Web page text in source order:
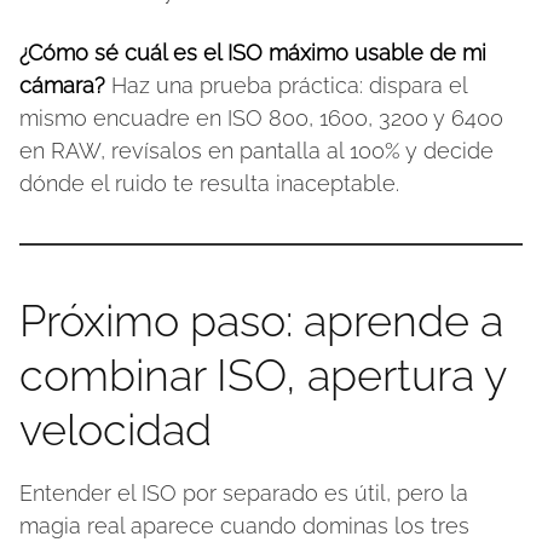
¿Cómo sé cuál es el ISO máximo usable de mi
cámara? Haz una prueba práctica: dispara el
mismo encuadre en ISO 800, 1600, 3200 y 6400
en RAW, revísalos en pantalla al 100% y decide
dónde el ruido te resulta inaceptable.
Próximo paso: aprende a
combinar ISO, apertura y
velocidad
Entender el ISO por separado es útil, pero la
magia real aparece cuando dominas los tres